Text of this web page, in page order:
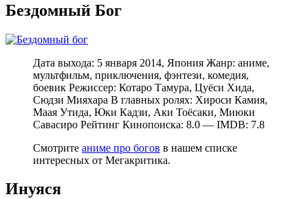
Бездомный Бог
Дата выхода: 5 января 2014, Япония Жанр: аниме,
мультфильм, приключения, фэнтези, комедия,
боевик Режиссер: Котаро Тамура, Цуёси Хида,
Сюдзи Мияхара В главных ролях: Хироси Камия,
Маая Утида, Юки Кадзи, Аки Тоёсаки, Миюки
Савасиро Рейтинг Кинопоиска: 8.0 — IMDB: 7.8
Смотрите аниме про богов в нашем списке
интересных от Мегакритика.
Инуяся